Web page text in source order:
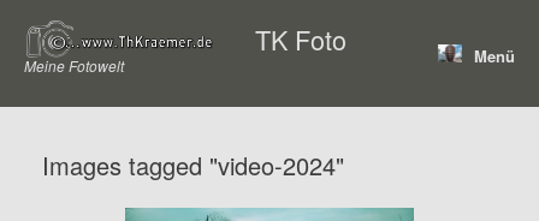
Inhalt
springen
TK Foto
Meine Fotowelt Menü
Images tagged "video-2024"